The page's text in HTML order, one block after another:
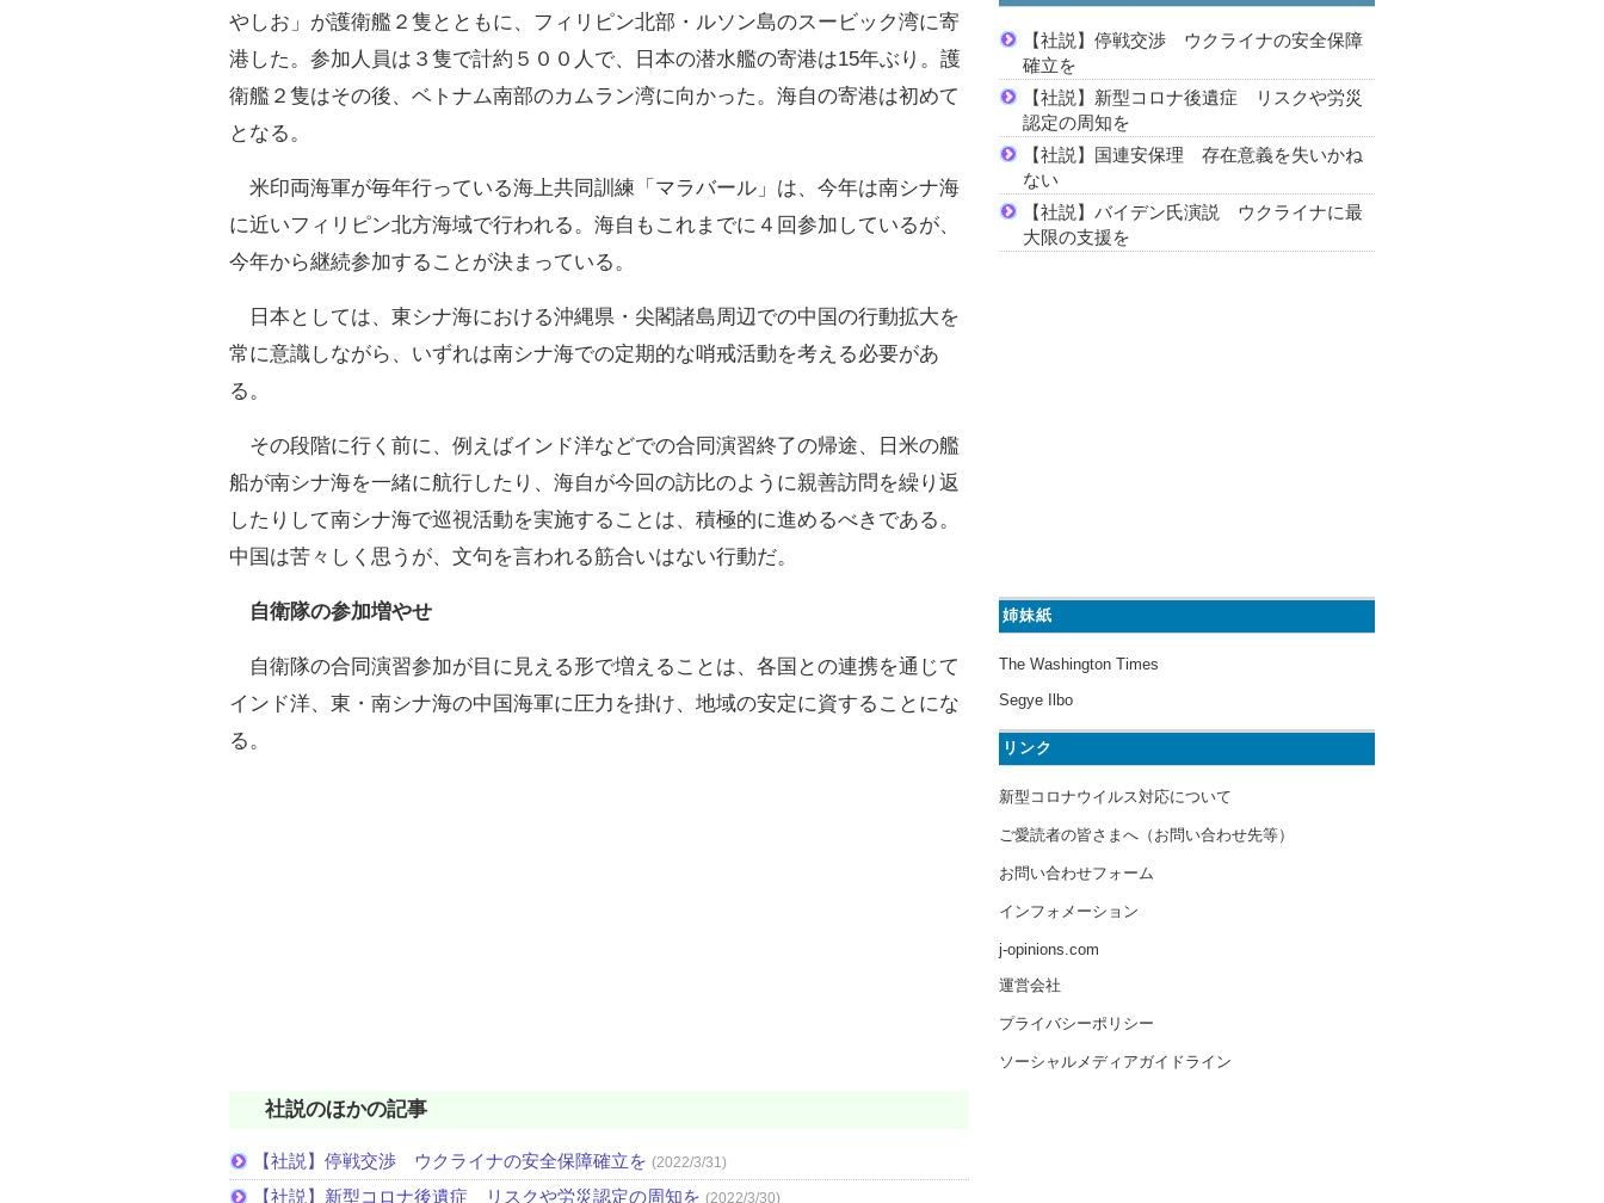
やしお」が護衛艦２隻とともに、フィリピン北部・ルソン島のスービック湾に寄
港した。参加人員は３隻で計約５００人で、日本の潜水艦の寄港は15年ぶり。護
衛艦２隻はその後、ベトナム南部のカムラン湾に向かった。海自の寄港は初めて
となる。
米印両海軍が毎年行っている海上共同訓練「マラバール」は、今年は南シナ海
に近いフィリピン北方海域で行われる。海自もこれまでに４回参加しているが、
今年から継続参加することが決まっている。
日本としては、東シナ海における沖縄県・尖閣諸島周辺での中国の行動拡大を
常に意識しながら、いずれは南シナ海での定期的な哨戒活動を考える必要があ
る。
その段階に行く前に、例えばインド洋などでの合同演習終了の帰途、日米の艦
船が南シナ海を一緒に航行したり、海自が今回の訪比のように親善訪問を繰り返
したりして南シナ海で巡視活動を実施することは、積極的に進めるべきである。
中国は苦々しく思うが、文句を言われる筋合いはない行動だ。
自衛隊の参加増やせ
自衛隊の合同演習参加が目に見える形で増えることは、各国との連携を通じて
インド洋、東・南シナ海の中国海軍に圧力を掛け、地域の安定に資することにな
る。
社説のほかの記事
【社説】停戦交渉 ウクライナの安全保障確立を (2022/3/31)
【社説】新型コロナ後遺症 リスクや労災認定の周知を (2022/3/30)
【社説】停戦交渉 ウクライナの安全保障
確立を
【社説】新型コロナ後遺症 リスクや労災
認定の周知を
【社説】国連安保理 存在意義を失いかね
ない
【社説】バイデン氏演説 ウクライナに最
大限の支援を
姉妹紙
The Washington Times
Segye Ilbo
リンク
新型コロナウイルス対応について
ご愛読者の皆さまへ（お問い合わせ先等）
お問い合わせフォーム
インフォメーション
j-opinions.com
運営会社
プライバシーポリシー
ソーシャルメディアガイドライン